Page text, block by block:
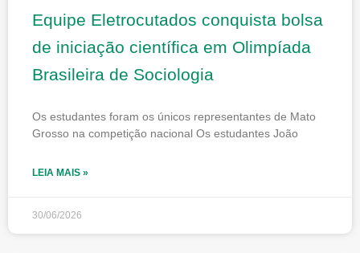
Equipe Eletrocutados conquista bolsa
de iniciação científica em Olimpíada
Brasileira de Sociologia
Os estudantes foram os únicos representantes de Mato
Grosso na competição nacional Os estudantes João
LEIA MAIS »
30/06/2026